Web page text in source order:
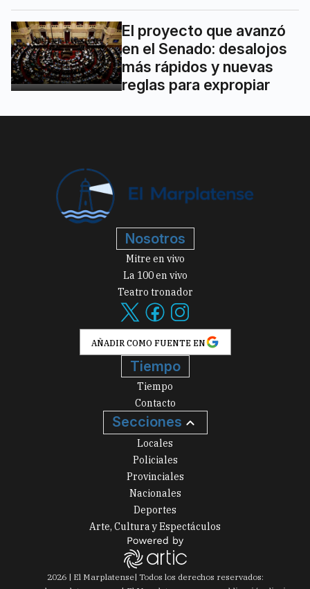
El proyecto que avanzó
en el Senado: desalojos
más rápidos y nuevas
reglas para expropiar
Nosotros
Mitre en vivo
La 100 en vivo
Teatro tronador
AÑADIR COMO FUENTE EN
Tiempo
Tiempo
Contacto
Secciones
Locales
Policiales
Provinciales
Nacionales
Deportes
Arte, Cultura y Espectáculos
2026| El Marplatense| Todos los derechos reservados: